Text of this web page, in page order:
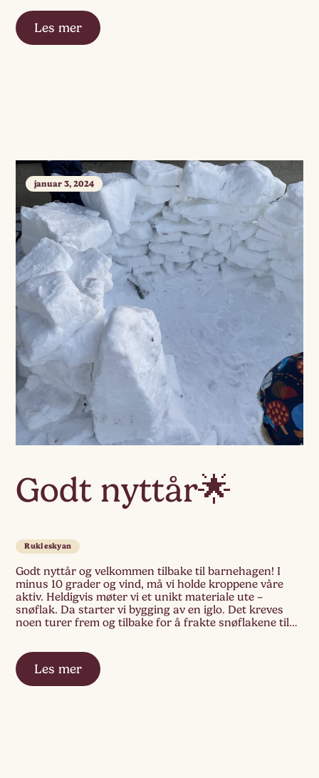
Les mer
Godt nyttår🌟
januar 3, 2024
Rukleskyan
Godt nyttår og velkommen tilbake til barnehagen! I
minus 10 grader og vind, må vi holde kroppene våre
aktiv. Heldigvis møter vi et unikt materiale ute –
snøflak. Da starter vi bygging av en iglo. Det kreves
noen turer frem og tilbake for å frakte snøflakene til
Les mer